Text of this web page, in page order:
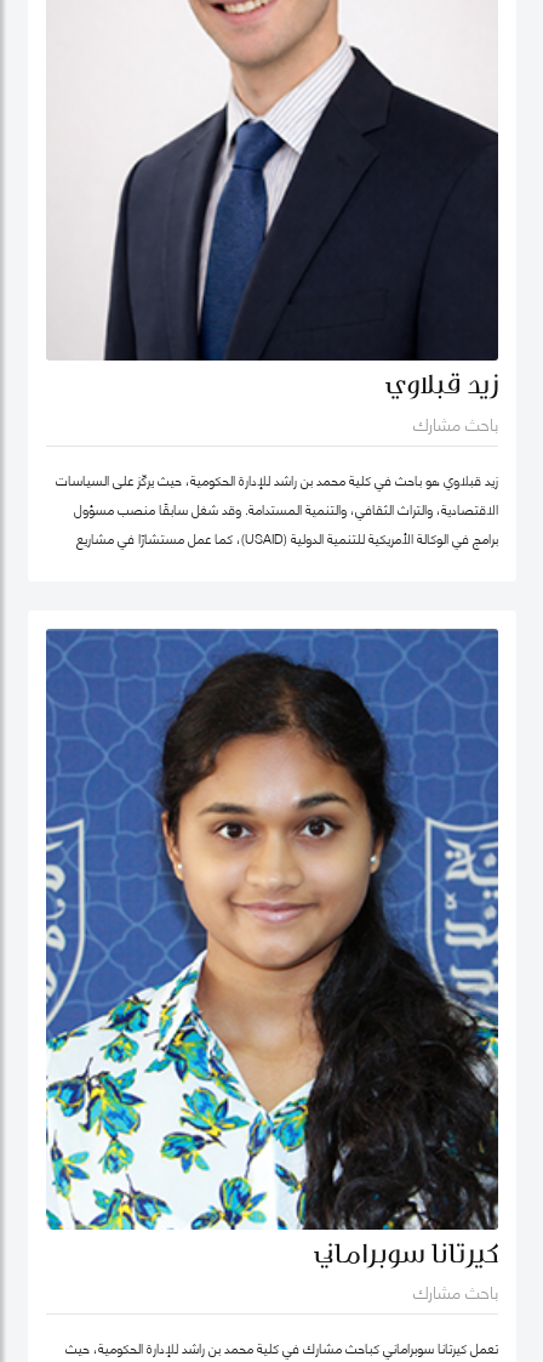
زيد قبلاوي
باحث مشارك
زيد قبلاوي هو باحث في كلية محمد بن راشد للإدارة الحكومية، حيث يركّز على السياسات
الاقتصادية، والتراث الثقافي، والتنمية المستدامة. وقد شغل سابقًا منصب مسؤول
برامج في الوكالة الأمريكية للتنمية الدولية (USAID)، كما عمل مستشارًا في مشاريع
كيرتانا سوبراماني
باحث مشارك
تعمل كيرتانا سوبراماني كباحث مشارك في كلية محمد بن راشد للإدارة الحكومية، حيث